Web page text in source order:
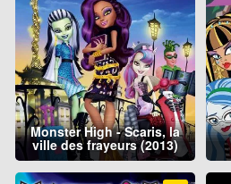
Monster High - Scaris, la
ville des frayeurs (2013)